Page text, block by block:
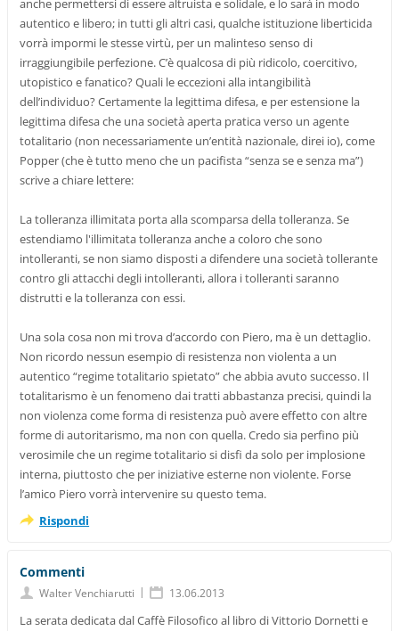
anche permettersi di essere altruista e solidale, e lo sarà in modo
autentico e libero; in tutti gli altri casi, qualche istituzione liberticida
vorrà impormi le stesse virtù, per un malinteso senso di
irraggiungibile perfezione. C’è qualcosa di più ridicolo, coercitivo,
utopistico e fanatico? Quali le eccezioni alla intangibilità
dell’individuo? Certamente la legittima difesa, e per estensione la
legittima difesa che una società aperta pratica verso un agente
totalitario (non necessariamente un’entità nazionale, direi io), come
Popper (che è tutto meno che un pacifista “senza se e senza ma”)
scrive a chiare lettere:
La tolleranza illimitata porta alla scomparsa della tolleranza. Se
estendiamo l'illimitata tolleranza anche a coloro che sono
intolleranti, se non siamo disposti a difendere una società tollerante
contro gli attacchi degli intolleranti, allora i tolleranti saranno
distrutti e la tolleranza con essi.
Una sola cosa non mi trova d’accordo con Piero, ma è un dettaglio.
Non ricordo nessun esempio di resistenza non violenta a un
autentico “regime totalitario spietato” che abbia avuto successo. Il
totalitarismo è un fenomeno dai tratti abbastanza precisi, quindi la
non violenza come forma di resistenza può avere effetto con altre
forme di autoritarismo, ma non con quella. Credo sia perfino più
verosimile che un regime totalitario si disfi da solo per implosione
interna, piuttosto che per iniziative esterne non violente. Forse
l’amico Piero vorrà intervenire su questo tema.
Rispondi
Commenti
Walter Venchiarutti | 13.06.2013
La serata dedicata dal Caffè Filosofico al libro di Vittorio Dornetti e